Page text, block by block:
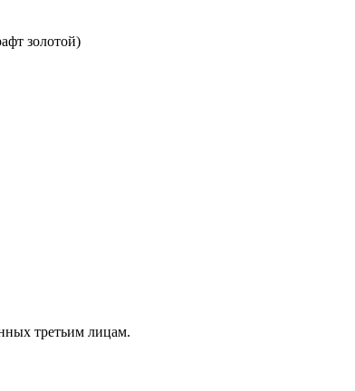
золотой)
третьим лицам.